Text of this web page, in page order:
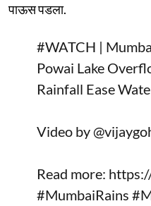
पाऊस पडला.
#WATCH |
Powai Lake
Rainfall Ease
Video by
Read more:
#MumbaiRains